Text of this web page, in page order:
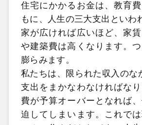
住宅にかかるお金は、教育
もに、人生の三大支出といわ
家が広ければ広いほど、家
や建築費は高くなります。
膨らみます。
私たちは、限られた収入のな
支出をまかなわなければな
費が予算オーバーとなれば
迫してしまいます。これで